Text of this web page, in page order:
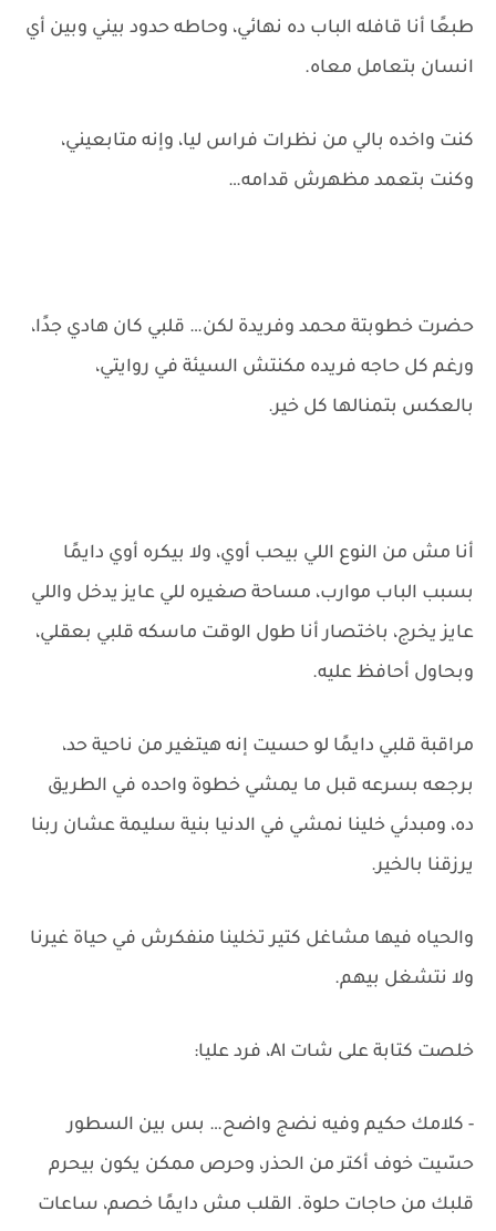
طبعًا أنا قافله الباب ده نهائي، وحاطه حدود بيني وبين أي
انسان بتعامل معاه.
كنت واخده بالي من نظرات فراس ليا، وإنه متابعيني،
وكنت بتعمد مظهرش قدامه…
حضرت خطوبتة محمد وفريدة لكن… قلبي كان هادي جدًا،
ورغم كل حاجه فريده مكنتش السيئة في روايتي،
بالعكس بتمنالها كل خير.
أنا مش من النوع اللي بيحب أوي، ولا بيكره أوي دايمًا
بسبب الباب موارب، مساحة صغيره للي عايز يدخل واللي
عايز يخرج، باختصار أنا طول الوقت ماسكه قلبي بعقلي،
وبحاول أحافظ عليه.
مراقبة قلبي دايمًا لو حسيت إنه هيتغير من ناحية حد،
برجعه بسرعه قبل ما يمشي خطوة واحده في الطريق
ده، ومبدئي خلينا نمشي في الدنيا بنية سليمة عشان ربنا
يرزقنا بالخير.
والحياه فيها مشاغل كتير تخلينا منفكرش في حياة غيرنا
ولا نتشغل بيهم.
خلصت كتابة على شات Al، فرد عليا:
- كلامك حكيم وفيه نضج واضح… بس بين السطور
حسّيت خوف أكتر من الحذر، وحرص ممكن يكون بيحرم
قلبك من حاجات حلوة. القلب مش دايمًا خصم، ساعات